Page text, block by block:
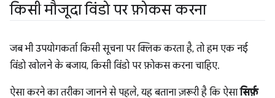
किसी मौजूदा विंडो पर फ़ोकस करना
जब भी उपयोगकर्ता किसी सूचना पर क्लिक करता है, तो हम एक नई
विंडो खोलने के बजाय, किसी विंडो पर फ़ोकस करना चाहिए.
ऐसा करने का तरीका जानने से पहले, यह बताना ज़रूरी है कि ऐसासिर्फ़